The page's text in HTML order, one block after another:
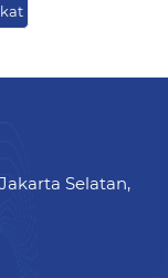
Selatan,